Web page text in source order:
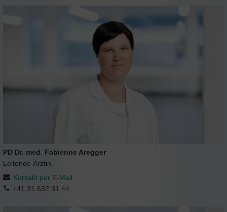
PD Dr. med. Fabienne Aregger
Leitende Ärztin
Kontakt per E-Mail
+41 31 632 31 44